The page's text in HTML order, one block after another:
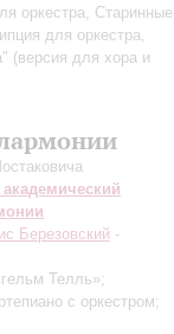
оркестра, Старинные
для оркестра,
(версия для хора и
Березовский -
Телль»;
с оркестром;